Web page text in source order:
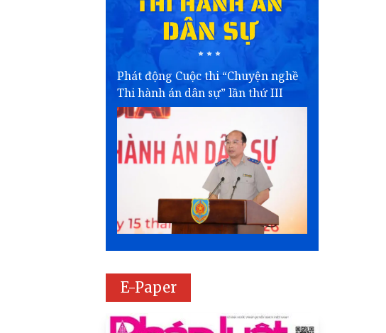
Phát động Cuộc thi “Chuyện nghề
Thi hành án dân sự” lần thứ III
E-Paper